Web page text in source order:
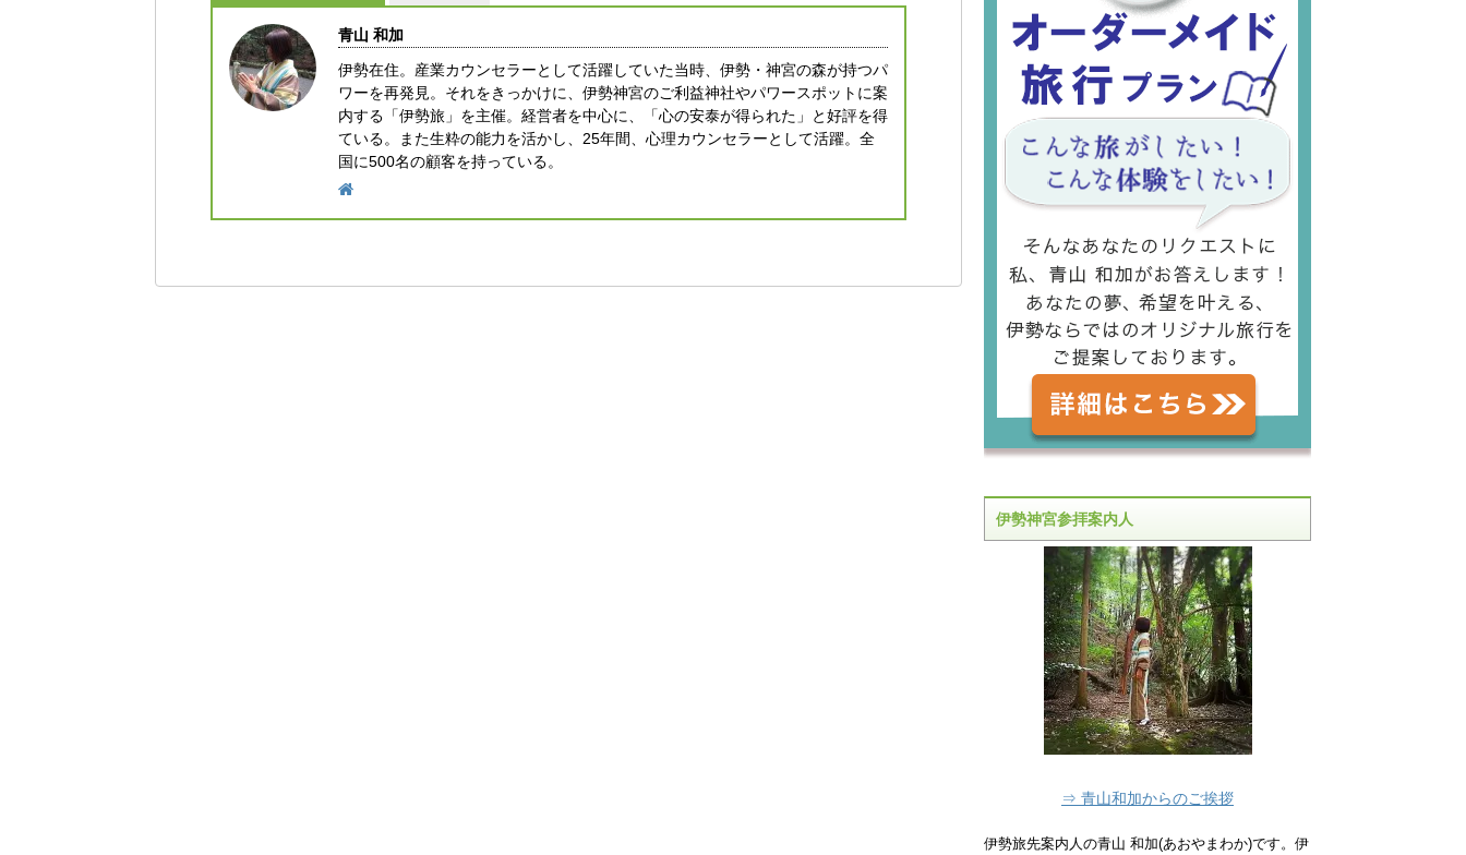
青山 和加
伊勢在住。産業カウンセラーとして活躍していた当時、伊勢・神宮の森が持つパ
ワーを再発見。それをきっかけに、伊勢神宮のご利益神社やパワースポットに案
内する「伊勢旅」を主催。経営者を中心に、「心の安泰が得られた」と好評を得
ている。また生粋の能力を活かし、25年間、心理カウンセラーとして活躍。全
国に500名の顧客を持っている。
伊勢神宮参拝案内人
⇒ 青山和加からのご挨拶
伊勢旅先案内人の青山 和加(あおやまわか)です。伊